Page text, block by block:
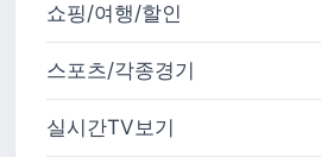
쇼핑/여행/할인
스포츠/각종경기
실시간TV보기